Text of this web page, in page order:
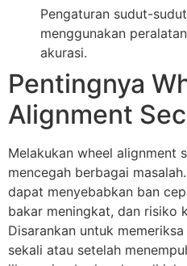
Pengaturan sudut-
menggunakan
akurasi.
Pentingnya
Alignment
Melakukan wheel alignment
mencegah berbagai
dapat menyebabkan ban
bakar meningkat, dan risiko
Disarankan untuk
sekali atau setelah